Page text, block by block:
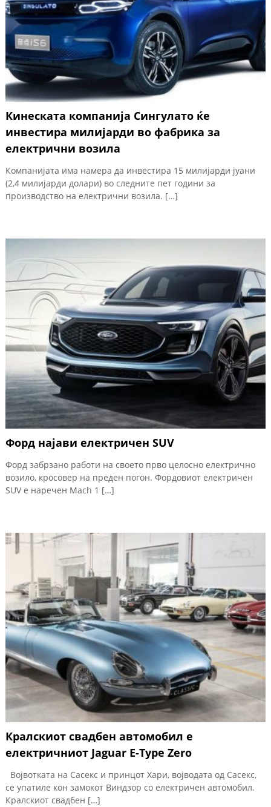
Кинеската компанија Сингулато ќе
инвестира милијарди во фабрика за
електрични возила
Компанијата има намера да инвестира 15 милијарди јуани
(2,4 милијарди долари) во следните пет години за
производство на електрични возила. […]
Форд најави електричен SUV
Форд забрзано работи на своето прво целосно електрично
возило, кросовер на преден погон. Фордовиот електричен
SUV е наречен Mach 1 […]
Кралскиот свадбен автомобил е
електричниот Jaguar E-Type Zero
Војвотката на Сасекс и принцот Хари, војводата од Сасекс,
се упатиле кон замокот Виндзор со електричен автомобил.
Кралскиот свадбен […]